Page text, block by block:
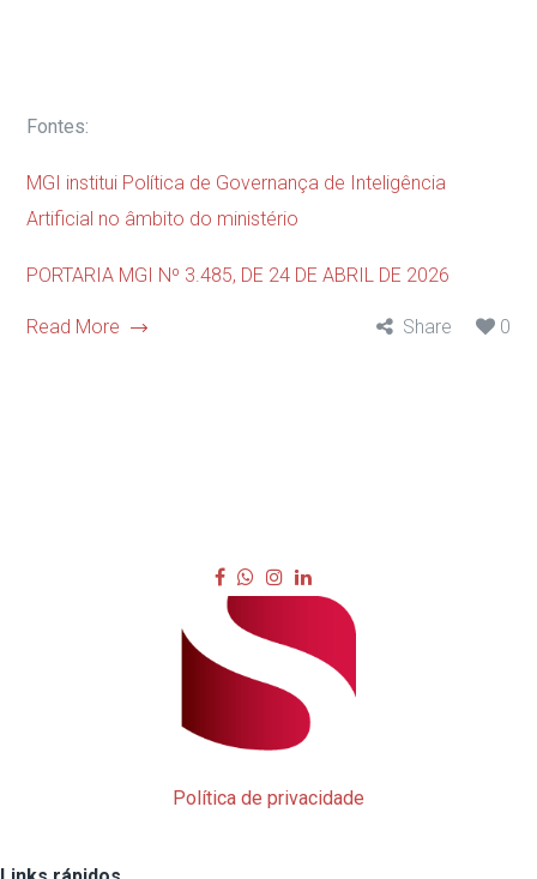
Fontes:
MGI institui Política de Governança de Inteligência
Artificial no âmbito do ministério
PORTARIA MGI Nº 3.485, DE 24 DE ABRIL DE 2026
Read More Share 0
Política de privacidade